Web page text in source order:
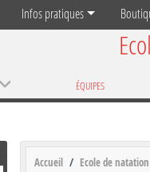
Infos pratiques
ÉQUIPES
Accueil Ecole de natation